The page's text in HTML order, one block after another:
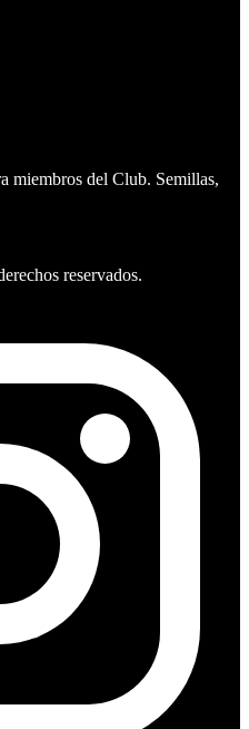
miembros del Club. Semillas,
reservados.